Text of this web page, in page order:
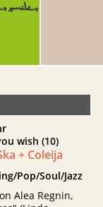
wish (10)
+ Coleija
Pop/Soul/Jazz
Alea Regnin,